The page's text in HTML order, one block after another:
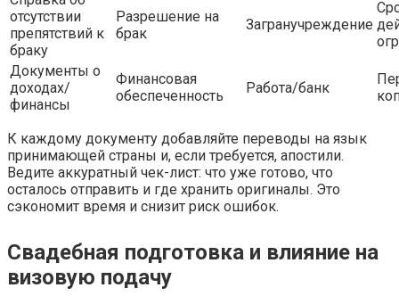
отсутствии
препятствий к
браку
Разрешение на
брак
Загранучреждение
Документы о
доходах/
финансы
Финансовая
обеспеченность
Работа/банк
К каждому документу добавляйте переводы на язык
принимающей страны и, если требуется, апостили.
Ведите аккуратный чек-лист: что уже готово, что
осталось отправить и где хранить оригиналы. Это
сэкономит время и снизит риск ошибок.
Свадебная подготовка и влияние на
визовую подачу